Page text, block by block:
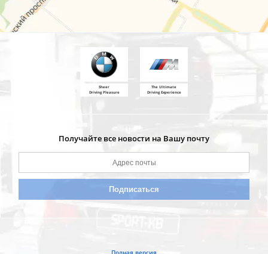
Sheer
Driving Pleasure
The Ultimate
Driving Experience
Получайте все новости на Вашу почту
Полная версия